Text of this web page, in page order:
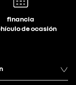
financia
de ocasión